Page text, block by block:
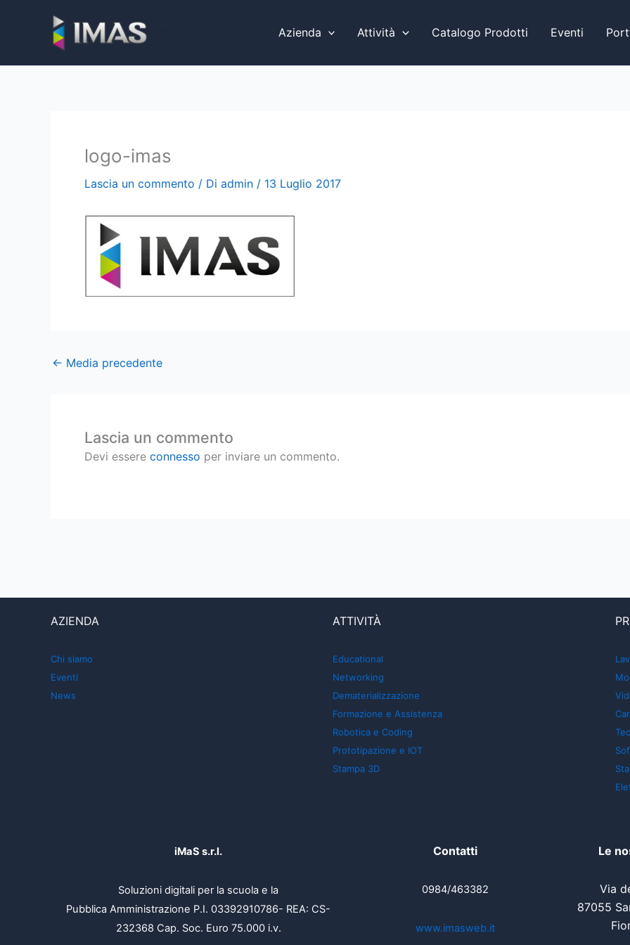
contenuto
Azienda Attività Catalogo Prodotti Eventi
logo-imas
Lascia un commento / Di admin / 13 Luglio 2017
← Media precedente
Lascia un commento
Devi essere connesso per inviare un commento.
AZIENDA
Chi siamo
Eventi
News
ATTIVITÀ
Educational
Networking
Dematerializzazione
Formazione e Assistenza
Robotica e Coding
Prototipazione e IOT
Stampa 3D
iMaS s.r.l.
Soluzioni digitali per la scuola e la
Pubblica Amministrazione P.I. 03392910786- REA: CS-
232368 Cap. Soc. Euro 75.000 i.v.
Contatti
0984/463382
www.imasweb.it
Le
Via
87055